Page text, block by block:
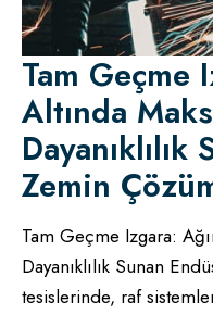
Tam Geçme
Altında
Zemin
Tam Geçme Izgara:
Dayanıklılık Sunan
tesislerinde, raf